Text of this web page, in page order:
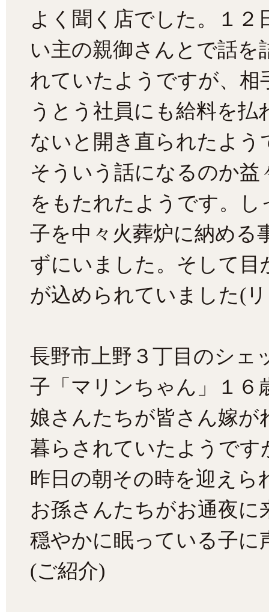
よく聞く店でした。１
い主の親御さんとで話を
れていたようですが、相
うとう社員にも給料を払
ないと開き直られたよ
そういう話になるのか益
をもたれたようです。
子を中々火葬炉に納める
ずにいました。そして目
が込められていました(
長野市上野３丁目のシェ
子「マリンちゃん」１６
娘さんたちが皆さん嫁
暮らされていたようです
昨日の朝その時を迎え
お孫さんたちがお通夜に
穏やかに眠っている子
(ご紹介)